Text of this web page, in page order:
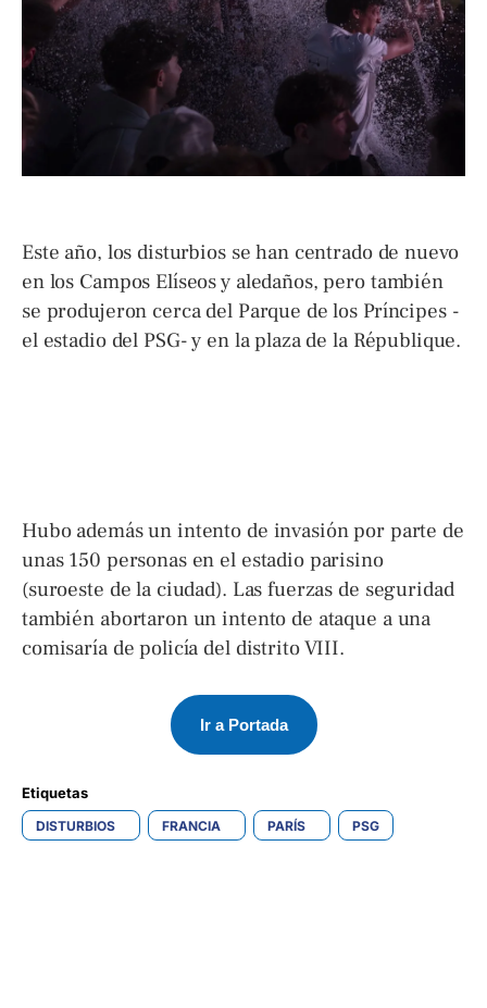
Este año, los disturbios se han centrado de nuevo
en los Campos Elíseos y aledaños, pero también
se produjeron cerca del Parque de los Príncipes -
el estadio del PSG- y en la plaza de la République.
Hubo además un intento de invasión por parte de
unas 150 personas en el estadio parisino
(suroeste de la ciudad). Las fuerzas de seguridad
también abortaron un intento de ataque a una
comisaría de policía del distrito VIII.
Ir a Portada
Etiquetas
DISTURBIOS FRANCIA PARÍS PSG